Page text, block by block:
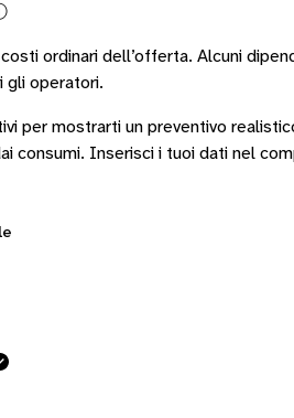
ordinari dell’offerta. Alcuni
gli operatori.
per mostrarti un preventivo
consumi. Inserisci i tuoi dati nel